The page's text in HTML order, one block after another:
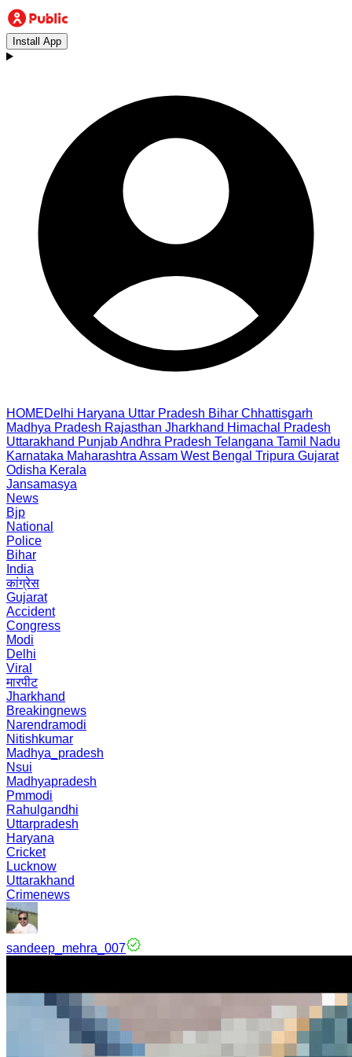
Install App
HOMEDelhi Haryana Uttar Pradesh Bihar Chhattisgarh
Madhya Pradesh Rajasthan Jharkhand Himachal Pradesh
Uttarakhand PunjabAndhra Pradesh Telangana Tamil Nadu
Karnataka Maharashtra Assam West Bengal Tripura Gujarat
Odisha Kerala
Jansamasya
News
Bjp
National
Police
Bihar
India
कांग्रेस
Gujarat
Accident
Congress
Modi
Delhi
Viral
मारपीट
Jharkhand
Breakingnews
Narendramodi
Nitishkumar
Madhya_pradesh
Nsui
Madhyapradesh
Pmmodi
Rahulgandhi
Uttarpradesh
Haryana
Cricket
Lucknow
Uttarakhand
Crimenews
sandeep_mehra_007